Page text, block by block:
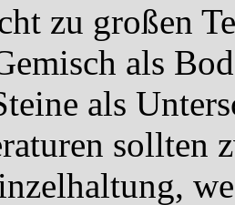
zu großen
als
als
sollten